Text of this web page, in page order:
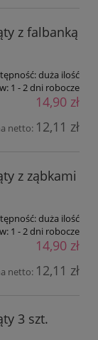
z falbanką
duża ilość
1 - 2 dni robocze
14,90 zł
netto: 12,11 zł
z ząbkami
duża ilość
1 - 2 dni robocze
14,90 zł
netto: 12,11 zł
3 szt.